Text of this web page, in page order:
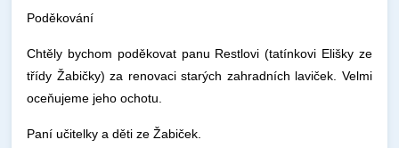
Poděkování
Chtěly bychom poděkovat panu Restlovi (tatínkovi Elišky ze
třídy Žabičky) za renovaci starých zahradních laviček. Velmi
oceňujeme jeho ochotu.
Paní učitelky a děti ze Žabiček.